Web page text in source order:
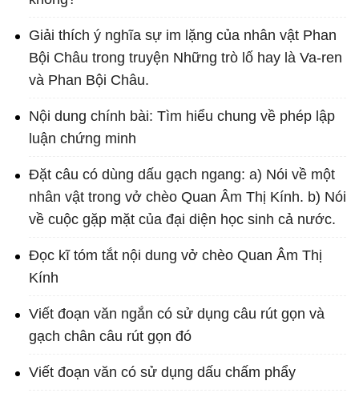
Giải thích ý nghĩa sự im lặng của nhân vật Phan
Bội Châu trong truyện Những trò lố hay là Va-ren
và Phan Bội Châu.
Nội dung chính bài: Tìm hiểu chung về phép lập
luận chứng minh
Đặt câu có dùng dấu gạch ngang: a) Nói về một
nhân vật trong vở chèo Quan Âm Thị Kính. b) Nói
về cuộc gặp mặt của đại diện học sinh cả nước.
Đọc kĩ tóm tắt nội dung vở chèo Quan Âm Thị
Kính
Viết đoạn văn ngắn có sử dụng câu rút gọn và
gạch chân câu rút gọn đó
Viết đoạn văn có sử dụng dấu chấm phẩy